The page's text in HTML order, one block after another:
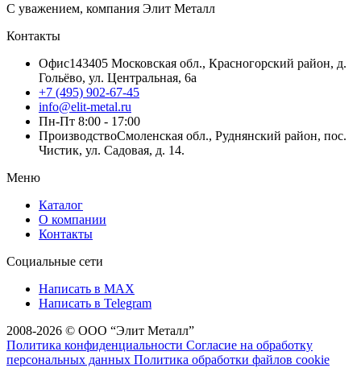
С уважением, компания Элит Металл
Контакты
Офис143405 Московская обл., Красногорский район, д.
Гольёво, ул. Центральная, 6a
+7 (495) 902-67-45
info@elit-metal.ru
Пн-Пт 8:00 - 17:00
ПроизводствоСмоленская обл., Руднянский район, пос.
Чистик, ул. Садовая, д. 14.
Меню
Каталог
О компании
Контакты
Социальные сети
Написать в MAX
Написать в Telegram
2008-2026 © ООО “Элит Металл”
Политика конфиденциальности Согласие на обработку
персональных данных Политика обработки файлов cookie